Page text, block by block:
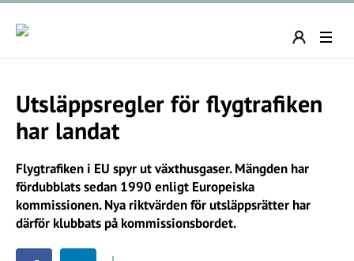
Utsläppsregler för flygtrafiken
har landat
Flygtrafiken i EU spyr ut växthusgaser. Mängden har
fördubblats sedan 1990 enligt Europeiska
kommissionen. Nya riktvärden för utsläppsrätter har
därför klubbats på kommissionsbordet.